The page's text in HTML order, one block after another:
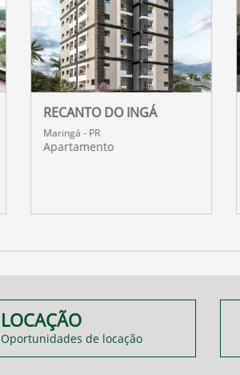
RECANTO DO INGÁ
Maringá - PR
Apartamento
LOCAÇÃO
Oportunidades de locação